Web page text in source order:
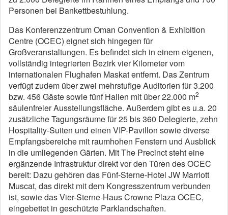
Personen bei Bankettbestuhlung.
Das Konferenzzentrum Oman Convention & Exhibition
Centre (OCEC) eignet sich hingegen für
Großveranstaltungen. Es befindet sich in einem eigenen,
vollständig integrierten Bezirk vier Kilometer vom
internationalen Flughafen Maskat entfernt. Das Zentrum
verfügt zudem über zwei mehrstufige Auditorien für 3.200
bzw. 456 Gäste sowie fünf Hallen mit über 22.000 m2
säulenfreier Ausstellungsfläche. Außerdem gibt es u.a. 20
zusätzliche Tagungsräume für 25 bis 360 Delegierte, zehn
Hospitality-Suiten und einen VIP-Pavillon sowie diverse
Empfangsbereiche mit raumhohen Fenstern und Ausblick
in die umliegenden Gärten. Mit The Precinct steht eine
ergänzende Infrastruktur direkt vor den Türen des OCEC
bereit: Dazu gehören das Fünf-Sterne-Hotel JW Marriott
Muscat, das direkt mit dem Kongresszentrum verbunden
ist, sowie das Vier-Sterne-Haus Crowne Plaza OCEC,
eingebettet in geschützte Parklandschaften.